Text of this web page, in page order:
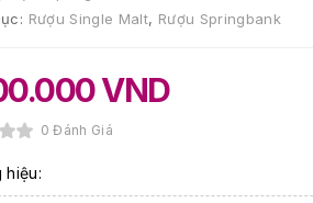
Rượu Single Malt, Rượu Springbank
VND
0 Đánh Giá
hiệu: